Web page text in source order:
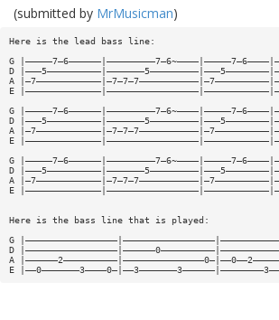
(submitted by MrMusicman)
Here is the lead bass line:
G
D
A
E
G
D
A
E
G
D
A
E
Here is the bass line that is played:
G
D
A
E